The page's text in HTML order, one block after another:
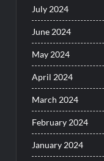
July 2024
June 2024
May 2024
April 2024
March 2024
February 2024
January 2024